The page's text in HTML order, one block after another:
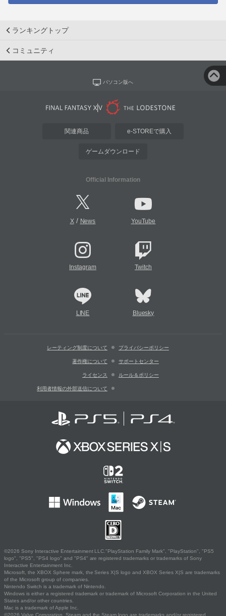
ランキングトップ
コミュニティ
パソコン版へ
関連商品 e-STOREで購入
ゲームダウンロード
Official Information
X/ News YouTube
Instagram Twitch
LINE Bluesky
レーティング制度について プライバシーポリシー
著作権について サポートセンター
ライセンス ルール＆ポリシー
利用者情報の外部送信について
©2026 Sony Interactive Entertainment LLC."PlayStation Family Mark", "PlayStation", "PS5
logo", "PS5", "PS4 logo" and "PS4" are registered trademarks or trademarks of Sony
Interactive Entertainment Inc.
Microsoft, the XBOX Sphere mark, the Series X|S logo and XBOX Series X|S are trademarks
of the Microsoft group of companies.
Nintendo Switch is a trademark of Nintendo.
Windows is either a registered trademark or trademark of Microsoft Corporation in the United
States and/or other countries.
Mac is a trademark of Apple Inc.
©2026 Valve Corporation. Steam and the Steam logo are trademarks and/or registered